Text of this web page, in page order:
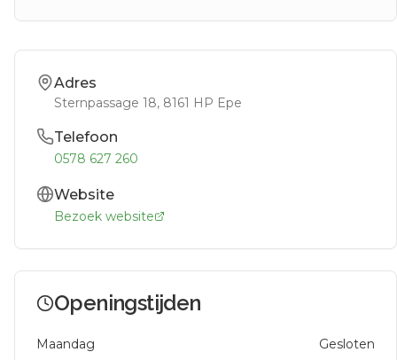
Adres
Sternpassage 18, 8161 HP Epe
Telefoon
0578 627 260
Website
Bezoek website
Openingstijden
Maandag
Gesloten